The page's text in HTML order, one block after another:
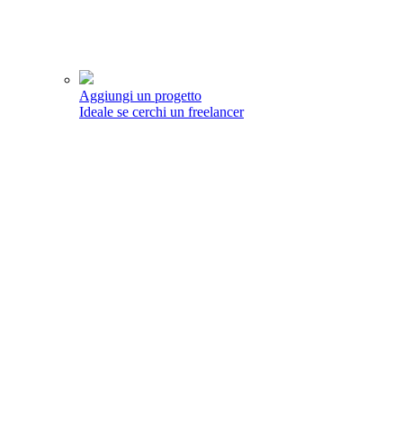
Aggiungi un progetto
Ideale se cerchi un freelancer